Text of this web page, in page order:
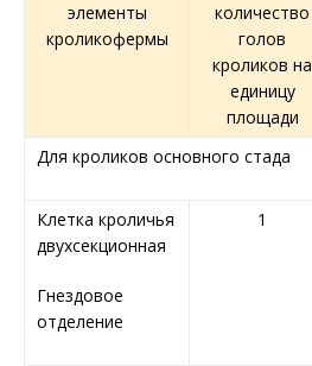
элементы
кроликофермы
количество
голов
кроликов на
единицу
площади
Для кроликов основного стада
Клетка кроличья
двухсекционная
Гнездовое
отделение
1